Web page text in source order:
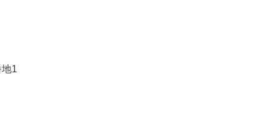
1